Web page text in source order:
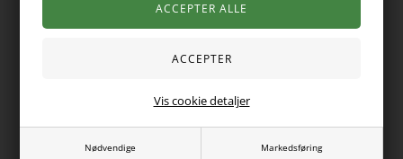
Nødvendige Markedsføring
Vis cookie detaljer
Trendy badedragt med krydsede stropper på ryggen og blød
Badedragten har flæsedetaljer og print på forsiden, perfekt
til leg og sjov i vandet på varme dage.